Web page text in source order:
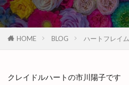
HOME BLOG ハートフレイム
クレイドルハートの市川陽子です